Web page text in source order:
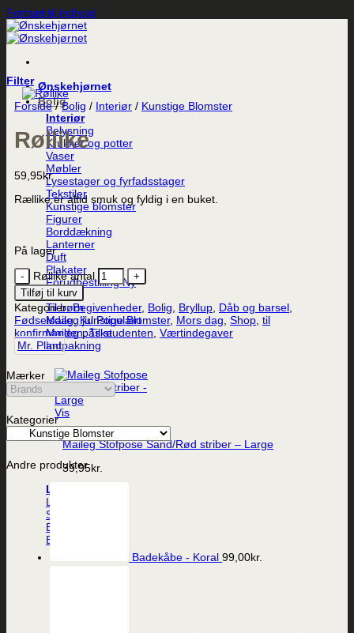
Fortsæt til indhold
Ønskehjørnet
Bolig
Interiør
Belysning
Krukker og potter
Vaser
Møbler
Lysestager og fyrfadsstager
Tekstiler
Kunstige blomster
Figurer
Borddækning
Lanterner
Duft
Plakater
Forudbestilling
Maileg
Til børn
Maileg jul
Maileg påske
Indpakning
Vis
Maileg Stofpose Sand/Rød striber – Large
39,95kr.
Lys
LED-lys
Stearinlys
Ester og Erik lys
Batterier
Filter
Forside / Bolig / Interiør / Kunstige Blomster
Røllike
59,95kr.
Rællike er altid smuk og fyldig i en buket.
På lager
Røllike antal
Tilføj til kurv
Kategorier:Begivenheder, Bolig Bryllup Dåb og barsel
Fødselsdag,Kunstige Blomster, Mors dag Shop til
konfirmanden,Til studenten Værtindegaver
Mr. Plant
Mærker
Kategorier
Andre produkter
Badekåbe - Koral 99,00kr.